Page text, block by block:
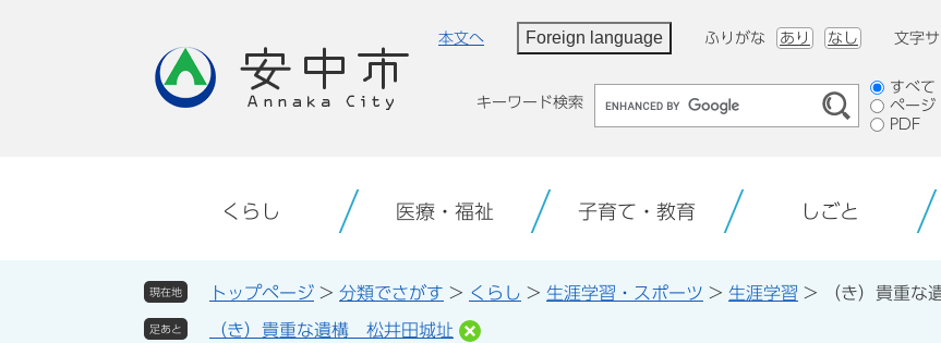
本文へ Foreign language ふりがな あり なし 文字
キーワード検索
検
索
対
すべて
ページ
PDF
くらし 医療・福祉 子育て・教育 しごと
現在地 トップページ > 分類でさがす > くらし > 生涯学習・スポーツ > 生涯学習 > （き）貴重
足あと （き）貴重な遺構 松井田城址